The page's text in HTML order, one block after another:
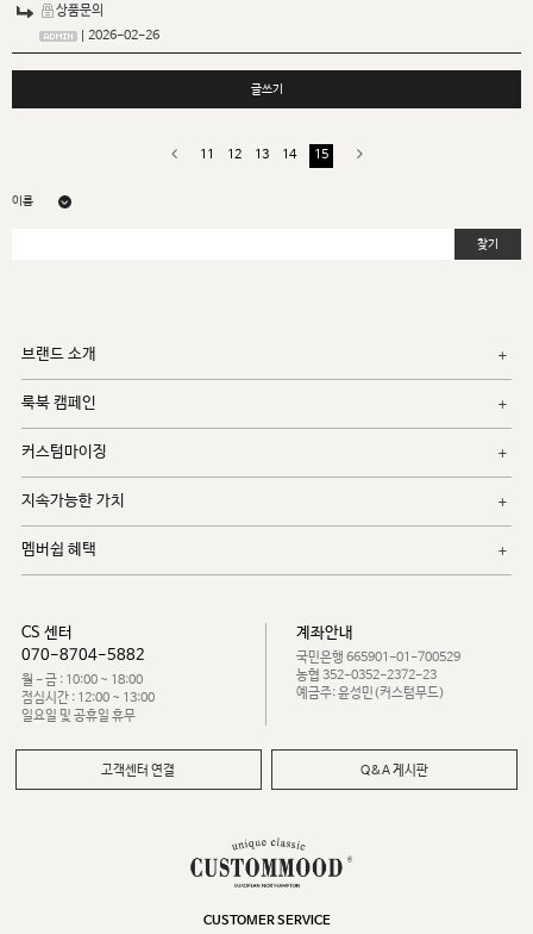
상품문의
| 2026-02-26
글쓰기
11 12 13 14 15
찾기
브랜드 소개
룩북 캠페인
커스텀마이징
지속가능한 가치
멤버쉽 혜택
CS 센터
070-8704-5882
월 - 금 : 10:00 ~ 18:00
점심시간 : 12:00 ~ 13:00
일요일 및 공휴일 휴무
계좌안내
국민은행 665901-01-700529
농협 352-0352-2372-23
예금주: 윤성민(커스텀무드)
고객센터 연결 Q&A 게시판
CUSTOMER SERVICE